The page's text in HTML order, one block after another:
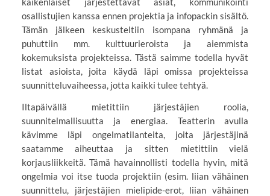
osallistujien kanssa ennen projektia ja infopackin sisältö.
Tämän jälkeen keskusteltiin isompana ryhmänä ja
puhuttiin mm. kulttuurieroista ja aiemmista
kokemuksista projekteissa. Tästä saimme todella hyvät
listat asioista, joita käydä läpi omissa projekteissa
suunnitteluvaiheessa, jotta kaikki tulee tehtyä.
Iltapäivällä mietittiin järjestäjien roolia,
suunnitelmallisuutta ja energiaa. Teatterin avulla
kävimme läpi ongelmatilanteita, joita järjestäjinä
saatamme aiheuttaa ja sitten mietittiin vielä
korjausliikkeitä. Tämä havainnollisti todella hyvin, mitä
ongelmia voi itse tuoda projektiin (esim. liian vähäinen
suunnittelu, järjestäjien mielipide-erot, liian vähäinen